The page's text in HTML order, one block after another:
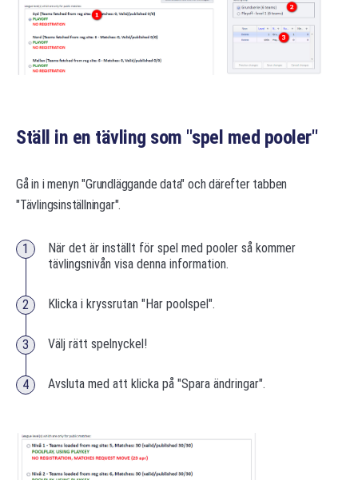
Ställ in en tävling som "spel med pooler"
Gå in i menyn "Grundläggande data" och därefter tabben
"Tävlingsinställningar".
När det är inställt för spel med pooler så kommer
tävlingsnivån visa denna information.
Klicka i kryssrutan "Har poolspel".
Välj rätt spelnyckel!
Avsluta med att klicka på "Spara ändringar".